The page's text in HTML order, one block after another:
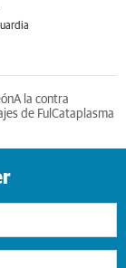
A la contra
de Ful Cataplasma